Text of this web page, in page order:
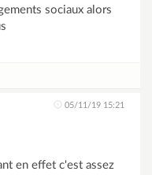
sociaux alors
05/11/19 15:21
en effet c'est assez